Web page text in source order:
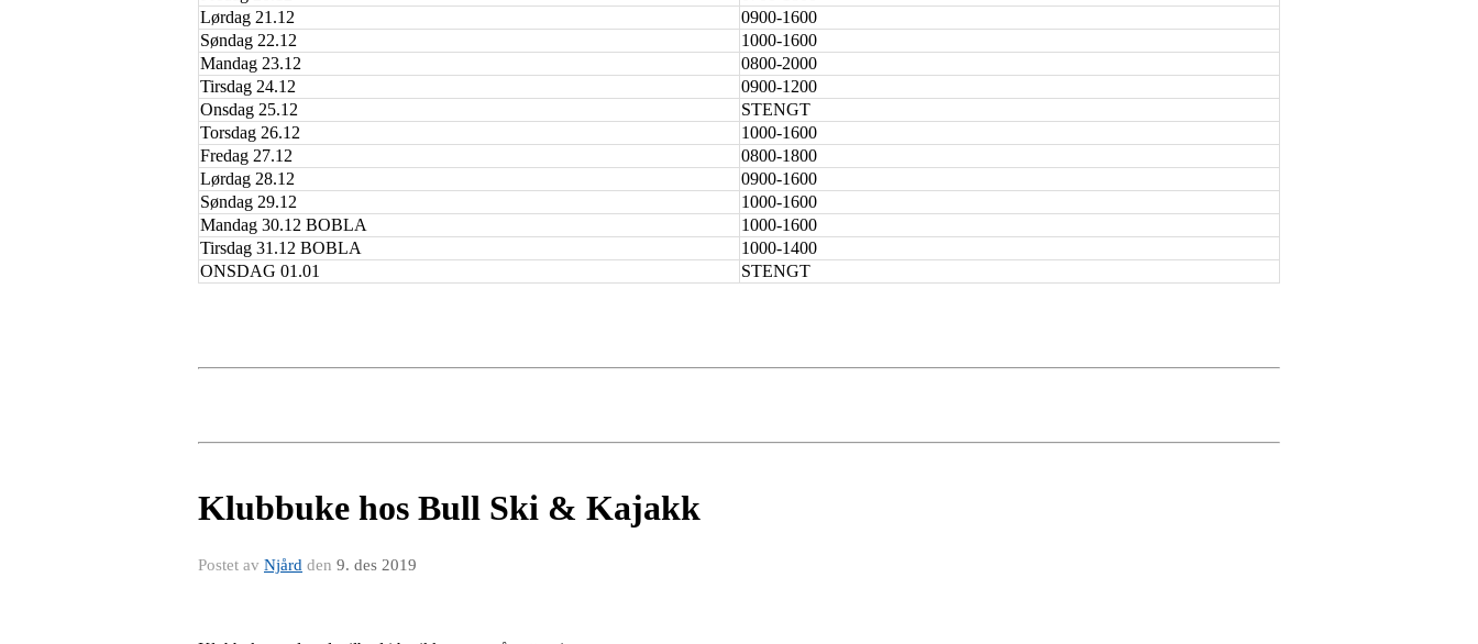
Lørdag 21.12
0900-1600
Søndag 22.12
1000-1600
Mandag 23.12
0800-2000
Tirsdag 24.12
0900-1200
Onsdag 25.12
STENGT
Torsdag 26.12
1000-1600
Fredag 27.12
0800-1800
Lørdag 28.12
0900-1600
Søndag 29.12
1000-1600
Mandag 30.12 BOBLA
1000-1600
Tirsdag 31.12 BOBLA
1000-1400
ONSDAG 01.01
STENGT
Klubbuke hos Bull Ski & Kajakk
Postet av Njård den 9. des 2019